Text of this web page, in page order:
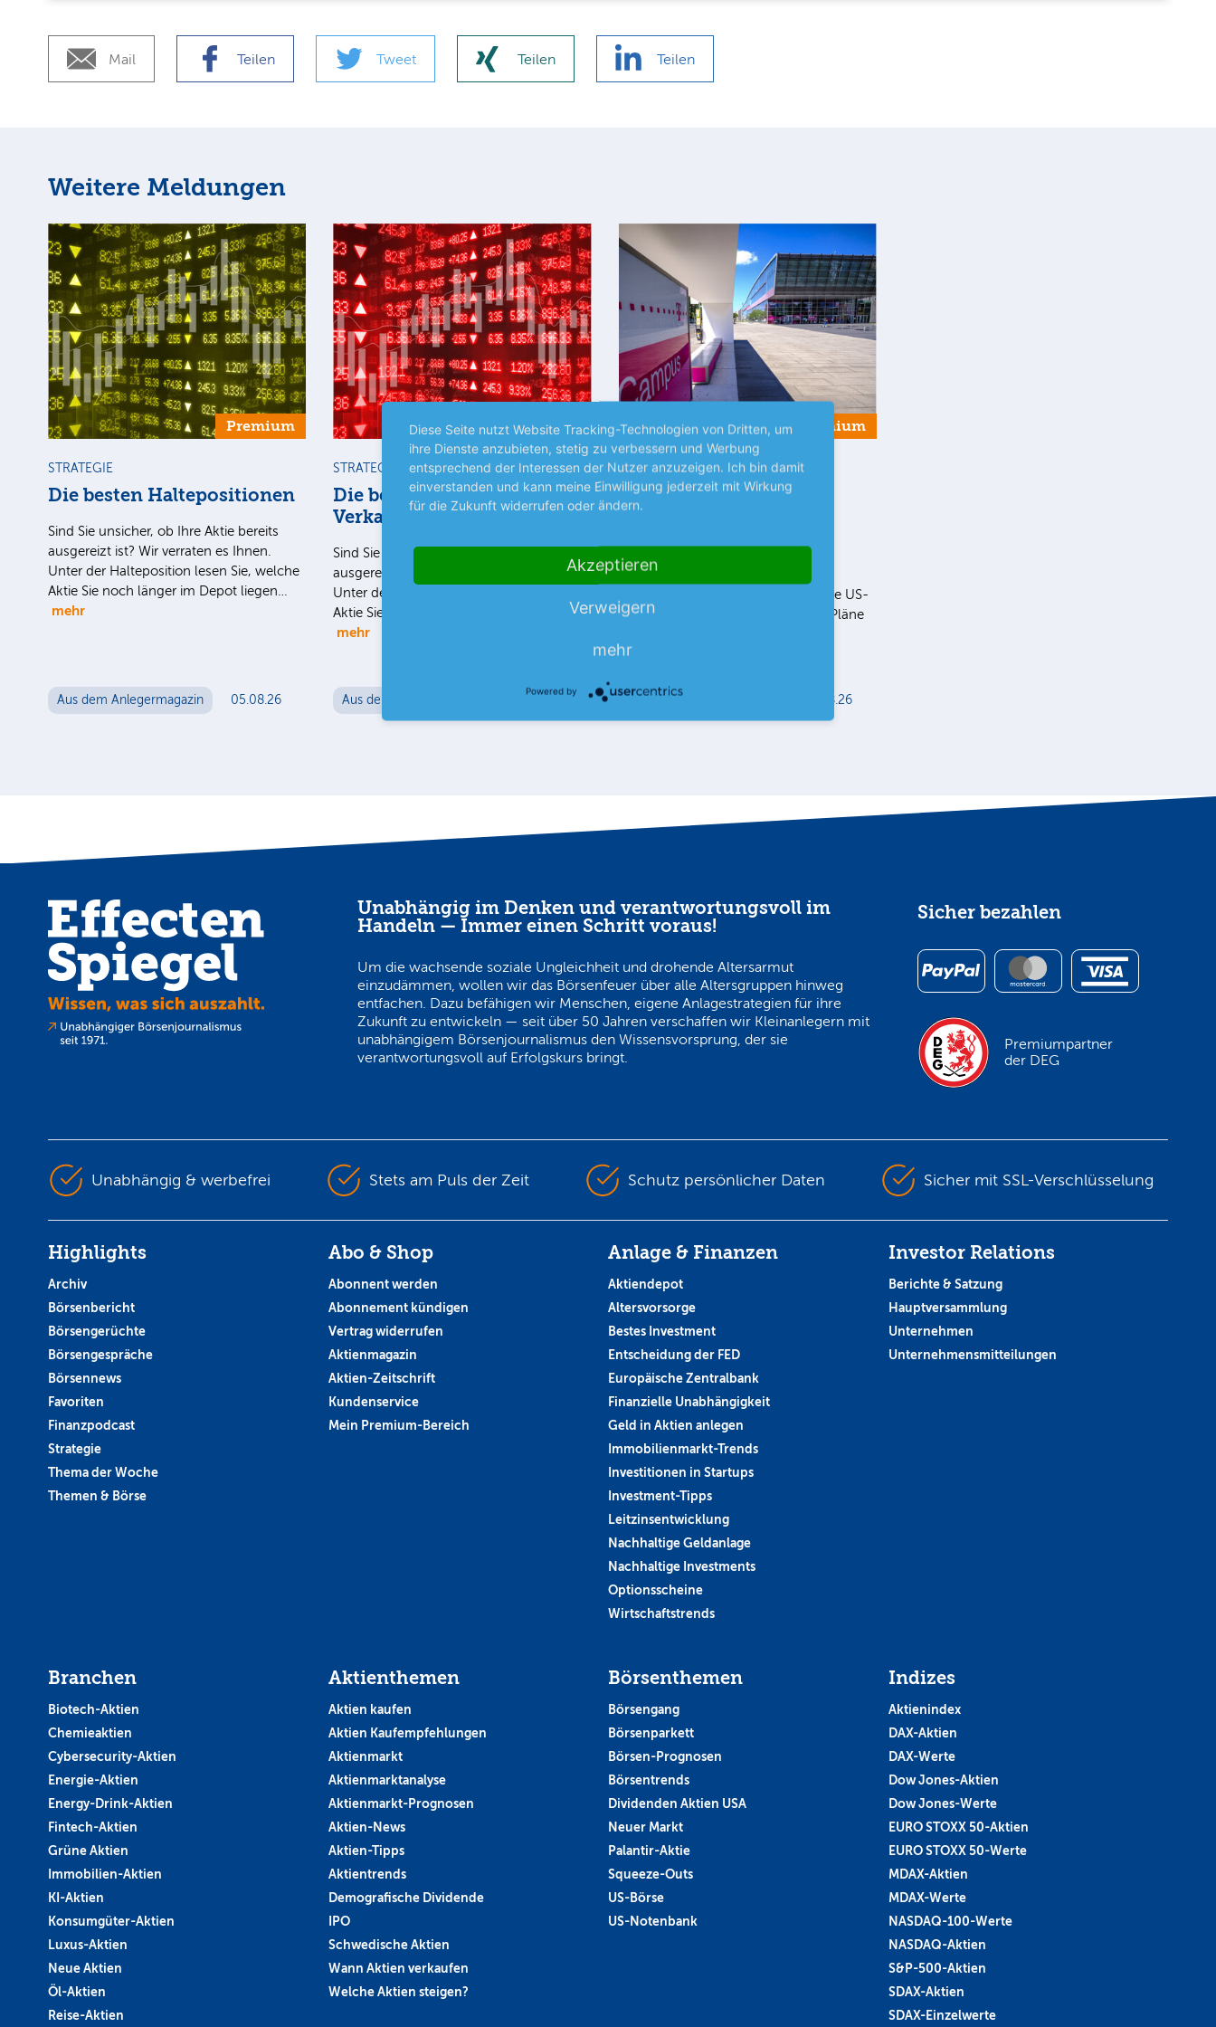
Mail Teilen Tweet Teilen Teilen
Weitere Meldungen
Premium
STRATEGIE
Die besten Haltepositionen
Sind Sie unsicher, ob Ihre Aktie bereits
ausgereizt ist? Wir verraten es Ihnen.
Unter der Halteposition lesen Sie, welche
Aktie Sie noch länger im Depot liegen…
mehr
Aus dem Anlegermagazin 05.08.26
Premium
STRATEGIE
Die besten
Verkaufspositionen
Sind Sie unsicher, ob Ihre Aktie bereits
ausgereizt ist? Wir verraten es Ihnen.
Unter der Halteposition lesen Sie, welche
Aktie Sie noch länger im Depot liegen…
mehr
Aus dem Anlegermagazin
Premium
BÖRSENGERÜCHTE
Dt. Telekom +++
AstraZeneca +++ Steyr
Dt. Telekom Laut dem US-
Nachrichtenportals Semafor, soll die US-
Telekom-Tochter T-Mobile US die Pläne
deutschen Mutter nicht…
Aus dem Anlegermagazin 05.08.26
Unabhängig im Denken und verantwortungsvoll im
Handeln — Immer einen Schritt voraus!
Um die wachsende soziale Ungleichheit und drohende Altersarmut
einzudämmen, wollen wir das Börsenfeuer über alle Altersgruppen hinweg
entfachen. Dazu befähigen wir Menschen, eigene Anlagestrategien für ihre
Zukunft zu entwickeln — seit über 50 Jahren verschaffen wir Kleinanlegern mit
unabhängigem Börsenjournalismus den Wissensvorsprung, der sie
verantwortungsvoll auf Erfolgskurs bringt.
Sicher bezahlen
Premiumpartner
der DEG
Unabhängig & werbefrei Stets am Puls der Zeit Schutz persönlicher Daten Sicher mit SSL-Verschlüsselung
Highlights
Archiv
Börsenbericht
Börsengerüchte
Börsengespräche
Börsennews
Favoriten
Finanzpodcast
Strategie
Thema der Woche
Themen & Börse
Abo & Shop
Abonnent werden
Abonnement kündigen
Vertrag widerrufen
Aktienmagazin
Aktien-Zeitschrift
Kundenservice
Mein Premium-Bereich
Anlage & Finanzen
Aktiendepot
Altersvorsorge
Bestes Investment
Entscheidung der FED
Europäische Zentralbank
Finanzielle Unabhängigkeit
Geld in Aktien anlegen
Immobilienmarkt-Trends
Investitionen in Startups
Investment-Tipps
Leitzinsentwicklung
Nachhaltige Geldanlage
Nachhaltige Investments
Optionsscheine
Wirtschaftstrends
Investor Relations
Berichte & Satzung
Hauptversammlung
Unternehmen
Unternehmensmitteilungen
Branchen
Biotech-Aktien
Chemieaktien
Cybersecurity-Aktien
Energie-Aktien
Energy-Drink-Aktien
Fintech-Aktien
Grüne Aktien
Immobilien-Aktien
KI-Aktien
Konsumgüter-Aktien
Luxus-Aktien
Neue Aktien
Öl-Aktien
Reise-Aktien
Aktienthemen
Aktien kaufen
Aktien Kaufempfehlungen
Aktienmarkt
Aktienmarktanalyse
Aktienmarkt-Prognosen
Aktien-News
Aktien-Tipps
Aktientrends
Demografische Dividende
IPO
Schwedische Aktien
Wann Aktien verkaufen
Welche Aktien steigen?
Börsenthemen
Börsengang
Börsenparkett
Börsen-Prognosen
Börsentrends
Dividenden Aktien USA
Neuer Markt
Palantir-Aktie
Squeeze-Outs
US-Börse
US-Notenbank
Indizes
Aktienindex
DAX-Aktien
DAX-Werte
Dow Jones-Aktien
Dow Jones-Werte
EURO STOXX 50-Aktien
EURO STOXX 50-Werte
MDAX-Aktien
MDAX-Werte
NASDAQ-100-Werte
NASDAQ-Aktien
S&P-500-Aktien
SDAX-Aktien
SDAX-Einzelwerte
Diese Seite nutzt Website Tracking-Technologien von Dritten, um
ihre Dienste anzubieten, stetig zu verbessern und Werbung
entsprechend der Interessen der Nutzer anzuzeigen. Ich bin damit
einverstanden und kann meine Einwilligung jederzeit mit Wirkung
für die Zukunft widerrufen oder ändern.
Akzeptieren
Verweigern
mehr
Powered by